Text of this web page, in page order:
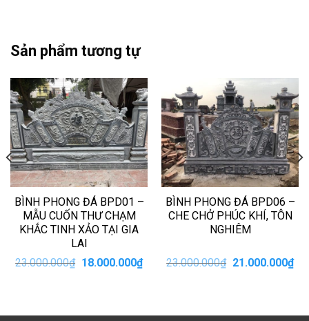
Sản phẩm tương tự
BÌNH PHONG ĐÁ BPD01 –
MẪU CUỐN THƯ CHẠM
KHẮC TINH XẢO TẠI GIA
LAI
23.000.000₫ Giá
18.000.000₫Giá
hiện
BÌNH PHONG ĐÁ BPD06 –
CHE CHỞ PHÚC KHÍ, TÔN
NGHIÊM
23.000.000₫ Giá
21.000.000₫Giá